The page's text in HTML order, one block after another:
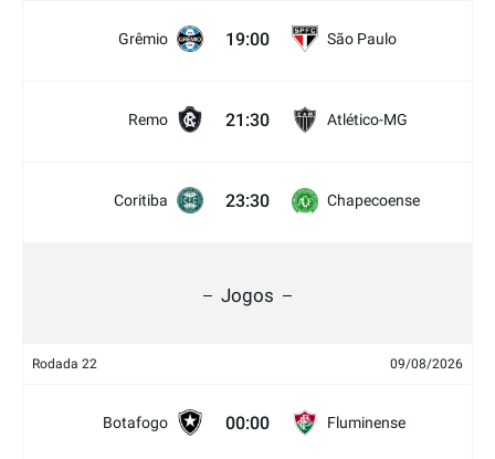
Grêmio 19:00 São Paulo
Remo 21:30 Atlético-MG
Coritiba 23:30 Chapecoense
Jogos
Rodada 22 09/08/2026
Botafogo 00:00 Fluminense